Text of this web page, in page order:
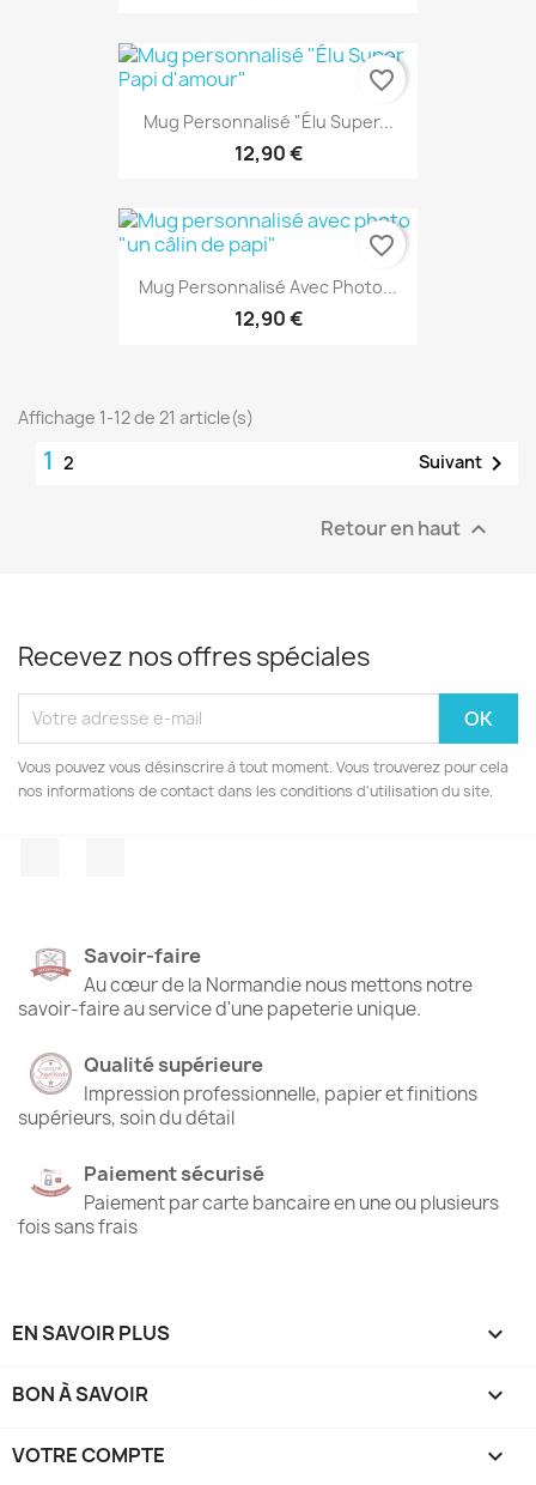
Mug Personnalisé "Élu Super...
12,90 €
favorite_border
Mug Personnalisé Avec Photo...
12,90 €
favorite_border
Affichage 1-12 de 21 article(s)
1 2 Suivant 
Retour en haut 
Recevez nos offres spéciales
Vous pouvez vous désinscrire à tout moment. Vous trouverez pour cela
nos informations de contact dans les conditions d'utilisation du site.
Savoir-faire
Au cœur de la Normandie nous mettons notre
savoir-faire au service d'une papeterie unique.
Qualité supérieure
Impression professionnelle, papier et finitions
supérieurs, soin du détail
Paiement sécurisé
Paiement par carte bancaire en une ou plusieurs
fois sans frais
EN SAVOIR PLUS 
BON À SAVOIR 
VOTRE COMPTE 